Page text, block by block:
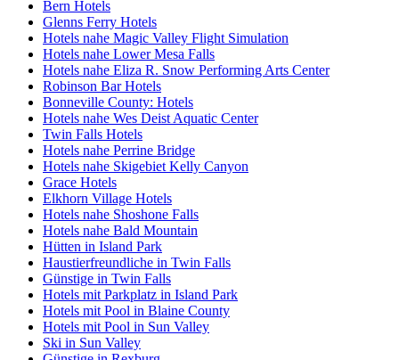
Bern Hotels
Glenns Ferry Hotels
Hotels nahe Magic Valley Flight Simulation
Hotels nahe Lower Mesa Falls
Hotels nahe Eliza R. Snow Performing Arts Center
Robinson Bar Hotels
Bonneville County: Hotels
Hotels nahe Wes Deist Aquatic Center
Twin Falls Hotels
Hotels nahe Perrine Bridge
Hotels nahe Skigebiet Kelly Canyon
Grace Hotels
Elkhorn Village Hotels
Hotels nahe Shoshone Falls
Hotels nahe Bald Mountain
Hütten in Island Park
Haustierfreundliche in Twin Falls
Günstige in Twin Falls
Hotels mit Parkplatz in Island Park
Hotels mit Pool in Blaine County
Hotels mit Pool in Sun Valley
Ski in Sun Valley